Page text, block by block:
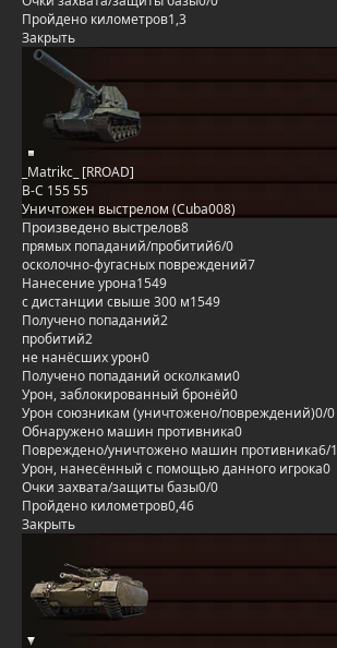
Пройдено километров1,3
Закрыть
_Matrikc_ [RROAD]
B-C 155 55
Уничтожен выстрелом (Cuba008)
Произведено выстрелов8
прямых попаданий/пробитий6/0
осколочно-фугасных повреждений7
Нанесение урона1549
с дистанции свыше 300 м1549
Получено попаданий2
пробитий2
не нанёсших урон0
Получено попаданий осколками0
Урон, заблокированный бронёй0
Урон союзникам (уничтожено/повреждений)0/0
Обнаружено машин противника0
Повреждено/уничтожено машин противника6/1
Урон, нанесённый с помощью данного игрока0
Очки захвата/защиты базы0/0
Пройдено километров0,46
Закрыть